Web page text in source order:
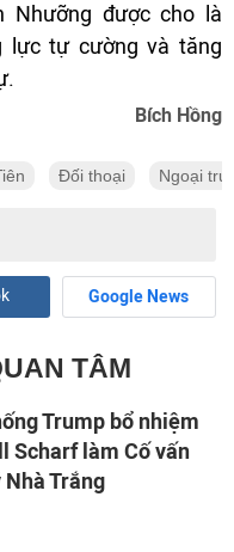
Nhưỡng được cho là
lực tự cường và tăng
Bích Hồng
Đối thoại Ngoại
Google News
TÂM
Trump bổ nhiệm
Scharf làm Cố vấn
Nhà Trắng